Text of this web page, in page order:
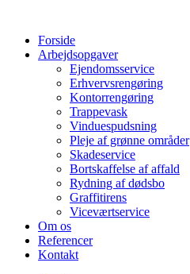
indholdForside
Arbejdsopgaver
Ejendomsservice
Erhvervsrengøring
Kontorrengøring
Trappevask
Vinduespudsning
Pleje af grønne områder
Skadeservice
Bortskaffelse af affald
Rydning af dødsbo
Graffitirens
Viceværtservice
Om os
Referencer
Kontakt